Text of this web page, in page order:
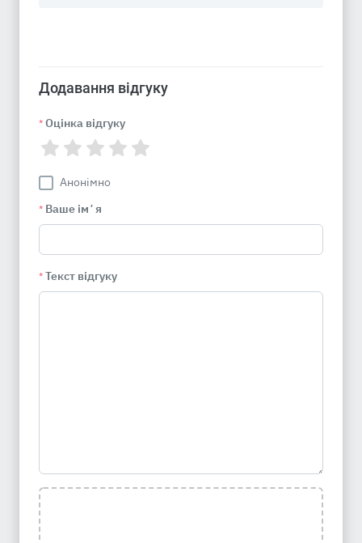
Додавання відгуку
* Оцінка відгуку
Анонімно
* Ваше імʼя
* Текст відгуку